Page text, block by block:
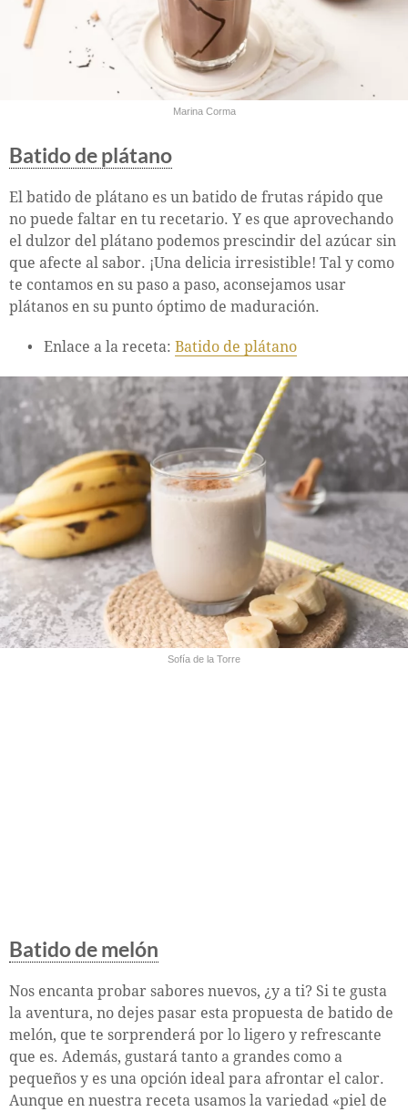
Marina Corma
Batido de plátano
El batido de plátano es un batido de frutas rápido que
no puede faltar en tu recetario. Y es que aprovechando
el dulzor del plátano podemos prescindir del azúcar sin
que afecte al sabor. ¡Una delicia irresistible! Tal y como
te contamos en su paso a paso, aconsejamos usar
plátanos en su punto óptimo de maduración.
Enlace a la receta: Batido de plátano
Sofía de la Torre
Batido de melón
Nos encanta probar sabores nuevos, ¿y a ti? Si te gusta
la aventura, no dejes pasar esta propuesta de batido de
melón, que te sorprenderá por lo ligero y refrescante
que es. Además, gustará tanto a grandes como a
pequeños y es una opción ideal para afrontar el calor.
Aunque en nuestra receta usamos la variedad «piel de